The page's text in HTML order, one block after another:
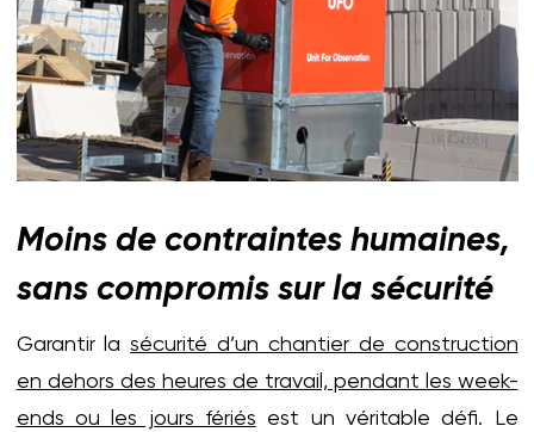
Moins de contraintes humaines,
sans compromis sur la sécurité
Garantir lasécurité d’un chantier de construction
en dehors des heures de travail, pendant les week-
ends ou les jours fériés est un véritable défi. Le